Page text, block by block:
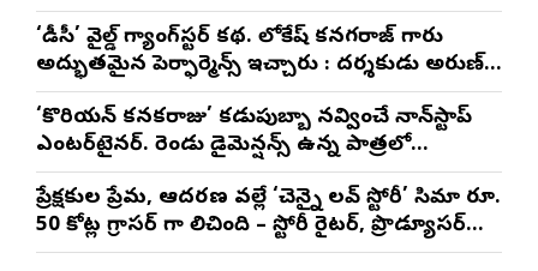
‘డీసీ’ వైల్డ్ గ్యాంగ్‌స్టర్ కథ. లోకేష్ కనగరాజ్ గారు
అద్భుతమైన పెర్ఫార్మెన్స్ ఇచ్చారు : దర్శకుడు అరుణ్
మాథేశ్వరన్
‘కొరియన్ కనకరాజు’ కడుపుబ్బా నవ్వించే నాన్‌స్టాప్
ఎంటర్‌టైనర్. రెండు డైమెన్షన్స్ ఉన్న పాత్రలో
నటించడం చాలా సంతృప్తినిచ్చింది : వరుణ్ తేజ్
ప్రేక్షకుల ప్రేమ, ఆదరణ వల్లే ‘చెన్నై లవ్ స్టోరీ’ సినిమా రూ.
50 కోట్ల గ్రాసర్ గా నిలిచింది – స్టోరీ రైటర్, ప్రొడ్యూసర్
సాయి రాజేష్